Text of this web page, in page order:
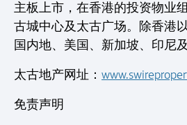
主板上市，在香港的投资物业
古城中心及太古广场。除香港
国内地、美国、新加坡、印尼
太古地产网址：
免责声明